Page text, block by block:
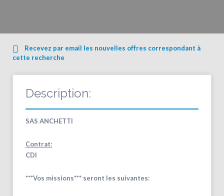
Recevez par email les nouvelles offres correspondant à
cette recherche
Description:
SAS ANCHETTI
Contrat:
CDI
***Vos missions*** seront les suivantes: